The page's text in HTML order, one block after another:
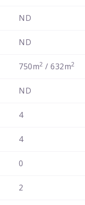
ND
ND
750m2 / 632m2
ND
4
4
0
2